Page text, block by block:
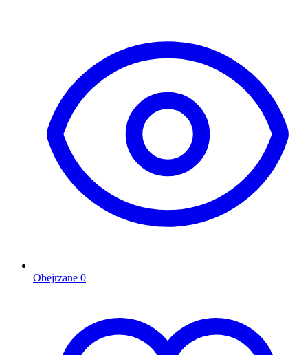
Obejrzane 0